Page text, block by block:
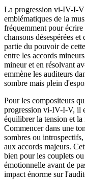
La progression vi-IV-I-V
emblématiques de la
fréquemment pour écrire
chansons désespérées
partie du pouvoir de
entre les accords
mineur et en résolvant
emmène les auditeurs
sombre mais plein
Pour les compositeurs
progression vi-IV-I-V, il
équilibrer la tension et la
Commencer dans une
sombres ou
aux accords majeurs.
bien pour les couplets
émotionnelle avant de
impact énorme sur